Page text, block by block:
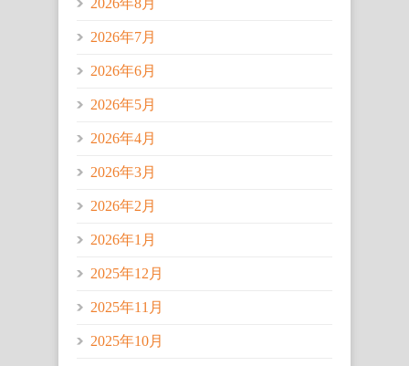
2026年8月
2026年7月
2026年6月
2026年5月
2026年4月
2026年3月
2026年2月
2026年1月
2025年12月
2025年11月
2025年10月